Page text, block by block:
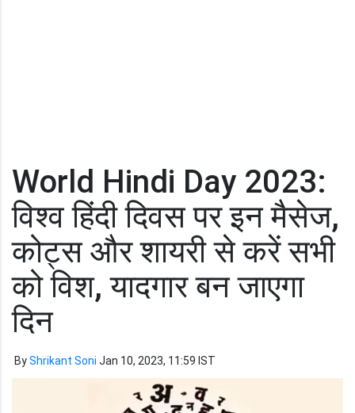
World Hindi Day 2023:
विश्व हिंदी दिवस पर इन मैसेज,
कोट्स और शायरी से करें सभी
को विश, यादगार बन जाएगा
दिन
ByShrikant Soni Jan 10, 2023, 11:59 IST